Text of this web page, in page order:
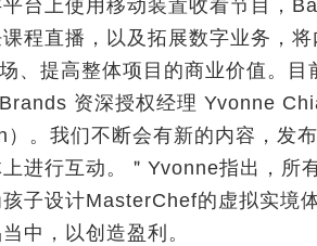
台上使用移动装置收看节目，
程直播，以及拓展数字业务，
、提高整体项目的商业价值。目
资深授权经理 Yvonne
）。我们不断会有新的内容，发
进行互动。＂Yvonne指出，所
子设计MasterChef的虚拟实境
中，以创造盈利。